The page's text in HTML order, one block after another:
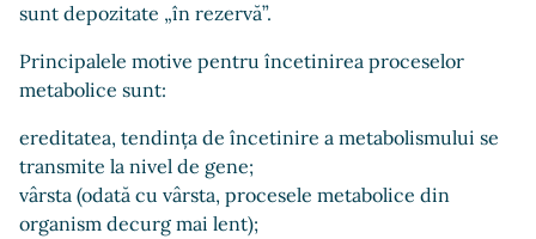
sunt depozitate „în rezervă”.
Principalele motive pentru încetinirea proceselor
metabolice sunt:
ereditatea, tendinţa de încetinire a metabolismului se
transmite la nivel de gene;
vârsta (odată cu vârsta, procesele metabolice din
organism decurg mai lent);